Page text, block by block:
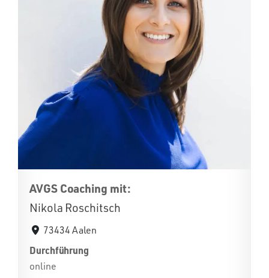
AVGS Coaching mit:
Nikola Roschitsch
73434 Aalen
Durchführung
online